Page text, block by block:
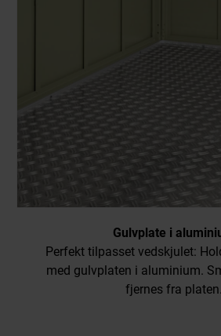
Gulvplate i
Perfekt tilpasset vedskjulet:
med gulvplaten i aluminium.
fjernes fra platen.